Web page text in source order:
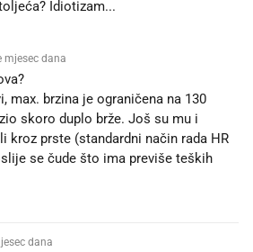
Idiotizam...
mjesec dana
max. brzina je ograničena na 130
skoro duplo brže. Još su mu i
kroz prste (standardni način rada HR
se čude što ima previše teških
dana